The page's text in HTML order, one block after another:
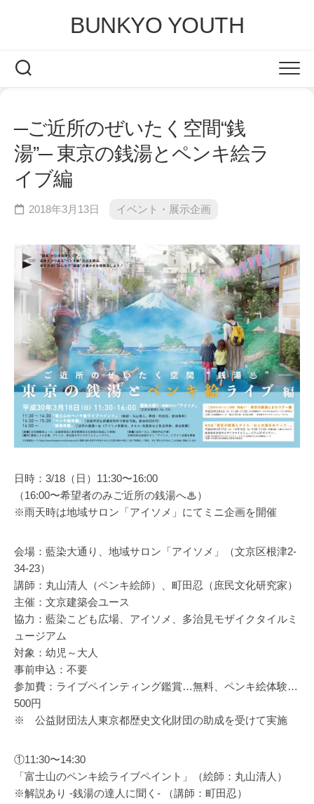
BUNKYO YOUTH
─ご近所のぜいたく空間“銭
湯”─ 東京の銭湯︎とペンキ絵ラ
イブ編
2018年3月13日 イベント・展示企画
日時：3/18（日）11:30〜16:00
（16:00〜希望者のみご近所の銭湯へ♨︎）
※雨天時は地域サロン「アイソメ」にてミニ企画を開催
会場：藍染大通り、地域サロン「アイソメ」（文京区根津2-
34-23）
講師：丸山清人（ペンキ絵師）、町田忍（庶民文化研究家）
主催：文京建築会ユース
協力：藍染こども広場、アイソメ、多治見モザイクタイルミ
ュージアム
対象：幼児～大人
事前申込：不要
参加費：ライブペインティング鑑賞…無料、ペンキ絵体験…
500円
※ 公益財団法人東京都歴史文化財団の助成を受けて実施
①11:30〜14:30
「富士山のペンキ絵ライブペイント」（絵師：丸山清人）
※解説あり -銭湯の達人に聞く- （講師：町田忍）